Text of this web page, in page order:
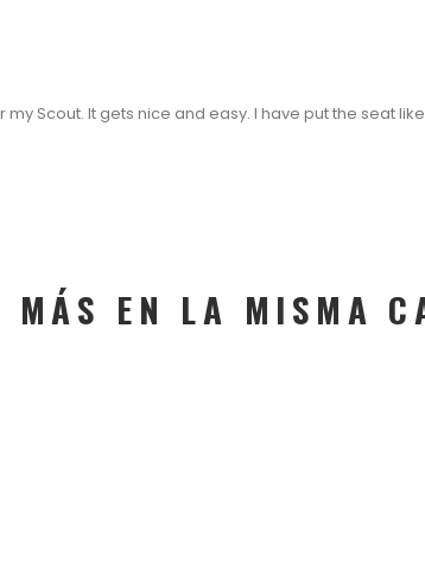
my Scout. It gets nice and easy. I have put the seat
MÁS EN LA MISMA